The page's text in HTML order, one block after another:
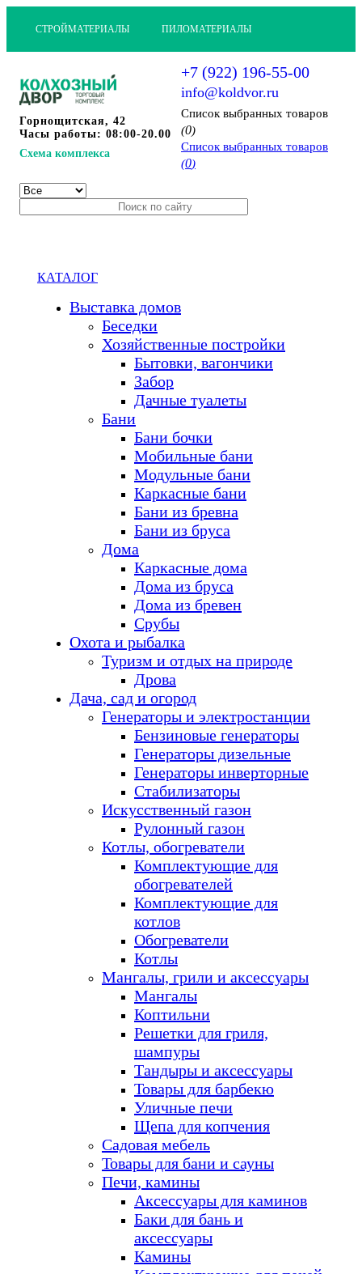
СТРОЙМАТЕРИАЛЫ ПИЛОМАТЕРИАЛЫ
Горнощитская, 42
Часы работы: 08:00-20.00
Схема комплекса
+7 (922) 196-55-00
info@koldvor.ru
Cписок выбранных товаров
(0)
Cписок выбранных товаров
(0)
КАТАЛОГ
Выставка домов
Беседки
Хозяйственные постройки
Бытовки, вагончики
Забор
Дачные туалеты
Бани
Бани бочки
Мобильные бани
Модульные бани
Каркасные бани
Бани из бревна
Бани из бруса
Дома
Каркасные дома
Дома из бруса
Дома из бревен
Срубы
Охота и рыбалка
Туризм и отдых на природе
Дрова
Дача, сад и огород
Генераторы и электростанции
Бензиновые генераторы
Генераторы дизельные
Генераторы инверторные
Стабилизаторы
Искусственный газон
Рулонный газон
Котлы, обогреватели
Комплектующие для
обогревателей
Комплектующие для
котлов
Обогреватели
Котлы
Мангалы, грили и аксессуары
Мангалы
Коптильни
Решетки для гриля,
шампуры
Тандыры и аксессуары
Товары для барбекю
Уличные печи
Щепа для копчения
Садовая мебель
Товары для бани и сауны
Печи, камины
Аксессуары для каминов
Баки для бань и
аксессуары
Камины